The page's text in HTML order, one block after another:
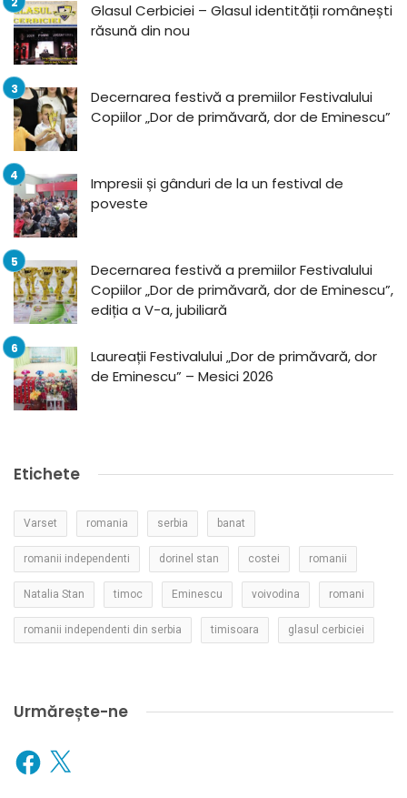
Glasul Cerbiciei – Glasul identității românești
răsună din nou
Decernarea festivă a premiilor Festivalului
Copiilor „Dor de primăvară, dor de Eminescu”
Impresii și gânduri de la un festival de
poveste
Decernarea festivă a premiilor Festivalului
Copiilor „Dor de primăvară, dor de Eminescu”,
ediția a V-a, jubiliară
Laureații Festivalului „Dor de primăvară, dor
de Eminescu” – Mesici 2026
Etichete
Varset romania serbia banat
romanii independenti dorinel stan costei romanii
Natalia Stan timoc Eminescu voivodina romani
romanii independenti din serbia timisoara glasul cerbiciei
Urmărește-ne
Facebook
X